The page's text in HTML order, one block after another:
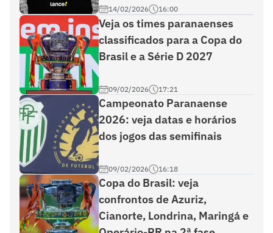
14/02/2026 16:00
Veja os times paranaenses
classificados para a Copa do
Brasil e a Série D 2027
09/02/2026 17:21
Campeonato Paranaense
2026: veja datas e horários
dos jogos das semifinais
09/02/2026 16:18
Copa do Brasil: veja
confrontos de Azuriz,
Cianorte, Londrina, Maringá e